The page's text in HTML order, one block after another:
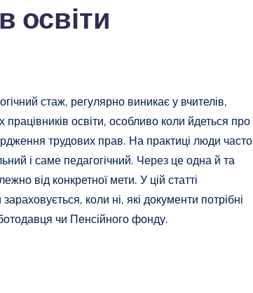
освіти
стаж, регулярно виникає у вчителів,
працівників освіти, особливо коли йдеться про
трудових прав. На практиці люди часто
і саме педагогічний. Через це одна й та
від конкретної мети. У цій статті
коли ні, які документи потрібні
чи Пенсійного фонду.